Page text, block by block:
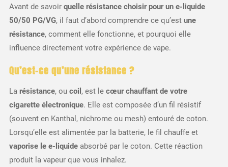
Avant de savoir quelle résistance choisir pour un e-liquide
50/50 PG/VG, il faut d’abord comprendre ce qu’est une
résistance, comment elle fonctionne, et pourquoi elle
influence directement votre expérience de vape.
Qu’est-ce qu’une résistance ?
La résistance, ou coil , est le cœur chauffant de votre
cigarette électronique. Elle est composée d’un fil résistif
(souvent en Kanthal, nichrome ou mesh) entouré de coton.
Lorsqu’elle est alimentée par la batterie, le fil chauffe et
vaporise le e-liquideabsorbé par le coton. Cette réaction
produit la vapeur que vous inhalez.